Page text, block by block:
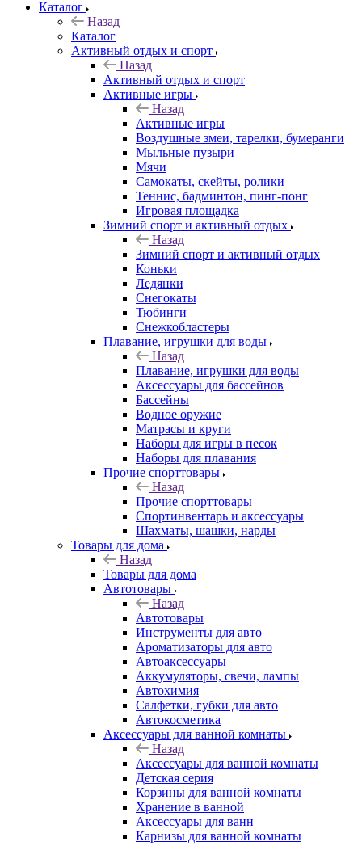
Каталог
Назад
Каталог
Активный отдых и спорт
Назад
Активный отдых и спорт
Активные игры
Назад
Активные игры
Воздушные змеи, тарелки, бумеранги
Мыльные пузыри
Мячи
Самокаты, скейты, ролики
Теннис, бадминтон, пинг-понг
Игровая площадка
Зимний спорт и активный отдых
Назад
Зимний спорт и активный отдых
Коньки
Ледянки
Снегокаты
Тюбинги
Снежкобластеры
Плавание, игрушки для воды
Назад
Плавание, игрушки для воды
Аксессуары для бассейнов
Бассейны
Водное оружие
Матрасы и круги
Наборы для игры в песок
Наборы для плавания
Прочие спорттовары
Назад
Прочие спорттовары
Спортинвентарь и аксессуары
Шахматы, шашки, нарды
Товары для дома
Назад
Товары для дома
Автотовары
Назад
Автотовары
Инструменты для авто
Ароматизаторы для авто
Автоаксессуары
Аккумуляторы, свечи, лампы
Автохимия
Салфетки, губки для авто
Автокосметика
Аксессуары для ванной комнаты
Назад
Аксессуары для ванной комнаты
Детская серия
Корзины для ванной комнаты
Хранение в ванной
Аксессуары для ванн
Карнизы для ванной комнаты